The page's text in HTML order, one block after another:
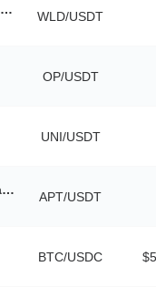
Wolf Works DAO WLD/USDT
OP/USDT
UNI/USDT
Apricot Finance APT/USDT
BTC/USDC